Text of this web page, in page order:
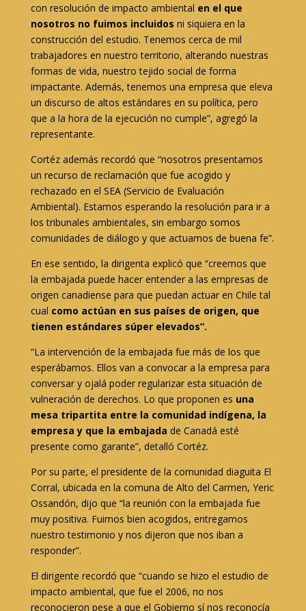
con resolución de impacto ambiental en el que
nosotros no fuimos incluidos ni siquiera en la
construcción del estudio. Tenemos cerca de mil
trabajadores en nuestro territorio, alterando nuestras
formas de vida, nuestro tejido social de forma
impactante. Además, tenemos una empresa que eleva
un discurso de altos estándares en su política, pero
que a la hora de la ejecución no cumple”, agregó la
representante.
Cortéz además recordó que “nosotros presentamos
un recurso de reclamación que fue acogido y
rechazado en el SEA (Servicio de Evaluación
Ambiental). Estamos esperando la resolución para ir a
los tribunales ambientales, sin embargo somos
comunidades de diálogo y que actuamos de buena fe”.
En ese sentido, la dirigenta explicó que “creemos que
la embajada puede hacer entender a las empresas de
origen canadiense para que puedan actuar en Chile tal
cual como actúan en sus países de origen, que
tienen estándares súper elevados”.
“La intervención de la embajada fue más de los que
esperábamos. Ellos van a convocar a la empresa para
conversar y ojalá poder regularizar esta situación de
vulneración de derechos. Lo que proponen es una
mesa tripartita entre la comunidad indígena, la
empresa y que la embajada de Canadá esté
presente como garante”, detalló Cortéz.
Por su parte, el presidente de la comunidad diaguita El
Corral, ubicada en la comuna de Alto del Carmen, Yeric
Ossandón, dijo que “la reunión con la embajada fue
muy positiva. Fuimos bien acogidos, entregamos
nuestro testimonio y nos dijeron que nos iban a
responder”.
El dirigente recordó que “cuando se hizo el estudio de
impacto ambiental, que fue el 2006, no nos
reconocieron pese a que el Gobierno sí nos reconocía